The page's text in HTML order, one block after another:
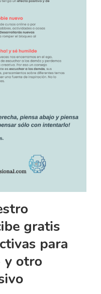
gratis
para
y otro